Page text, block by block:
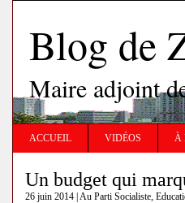
Blog de
Maire adjoint
ACCUEIL VIDÉOS À
Un budget qui
26 juin 2014 | Au Parti Socialiste,